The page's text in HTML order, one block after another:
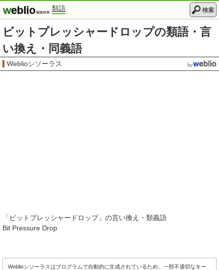
類語 検索
ビットプレッシャードロップの類語・言
い換え・同義語
Weblioシソーラス
「 ビットプレッシャードロップ」の言い換え・類義語
Bit Pressure Drop
Weblioシソーラスはプログラムで自動的に生成されているため、一部不適切なキー